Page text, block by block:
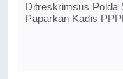
Ditreskrimsus Polda
Paparkan Kadis